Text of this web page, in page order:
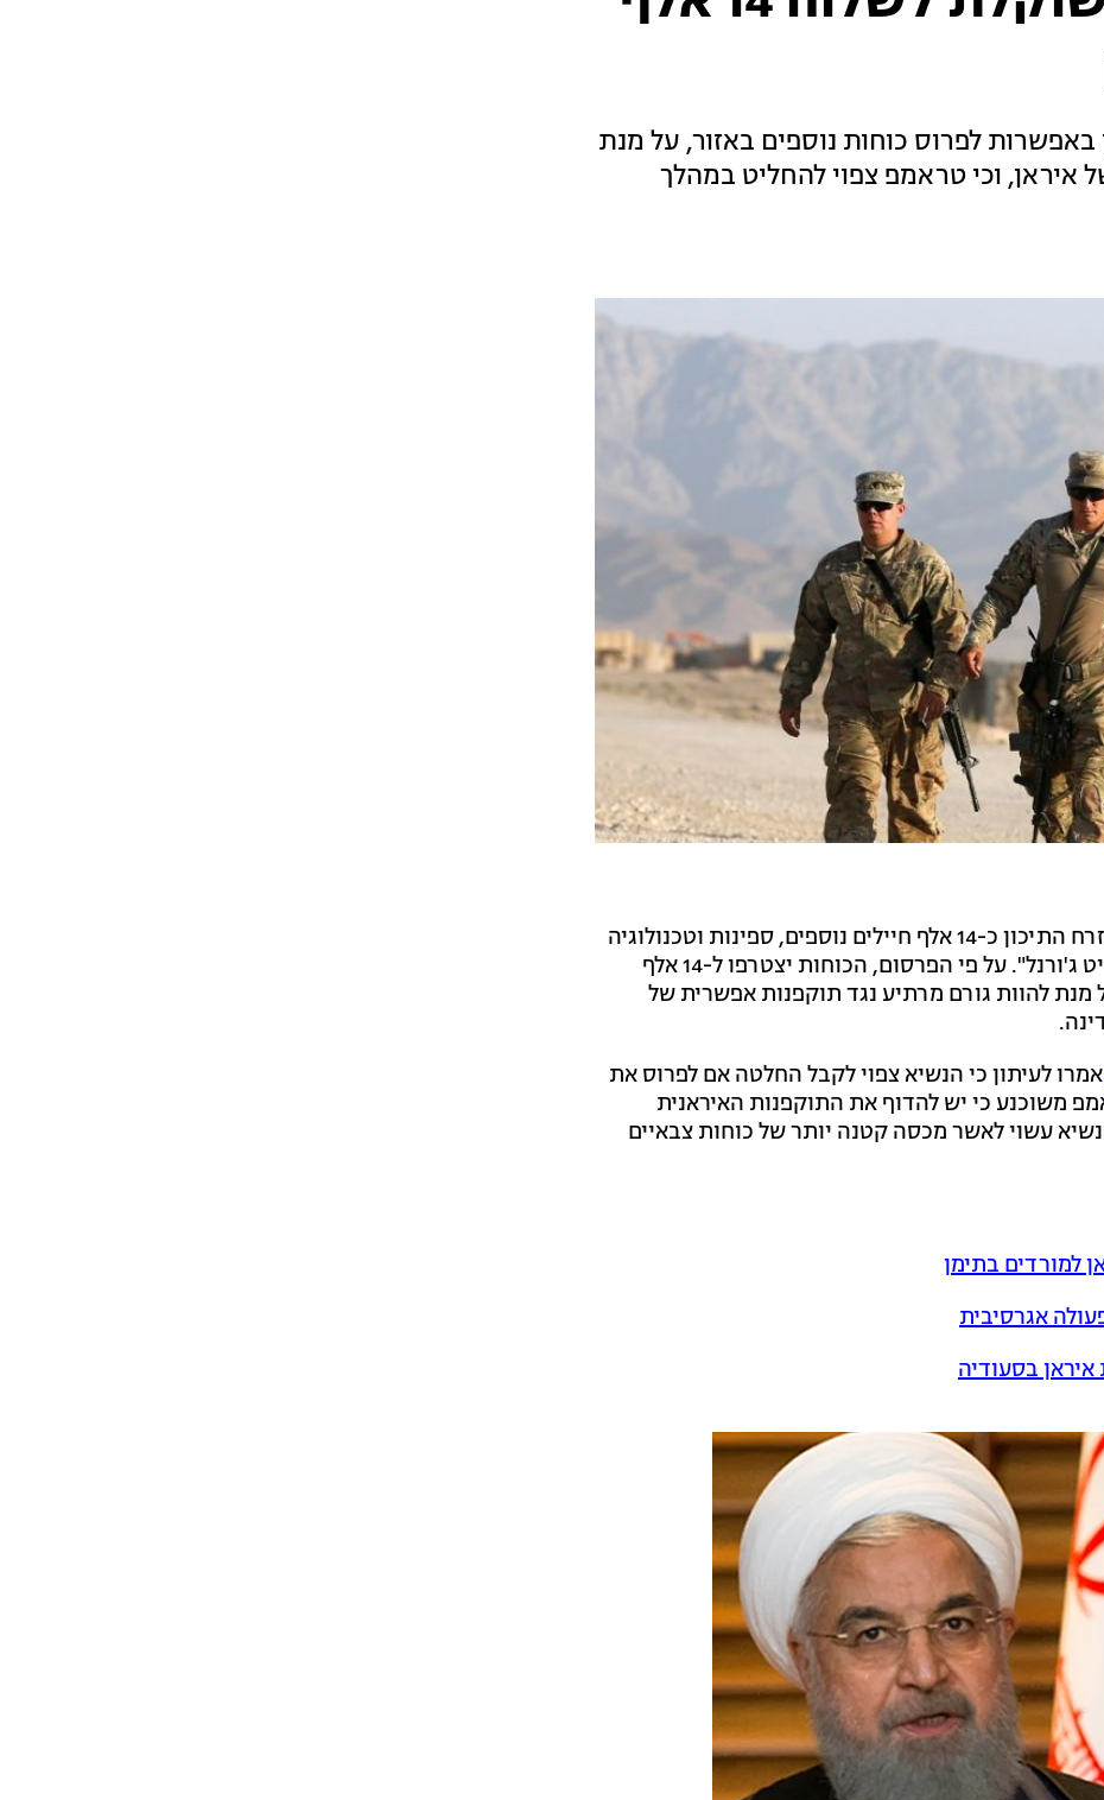
לפרוס כוחות נוספים באזור, על מנת
איראן, וכי טראמפ צפוי להחליט במהלך
שוקלת לפרוס במזרח התיכון כ-14 אלף חיילים נוספים, ספינות וטכנולוגיה
צבאית, כך פורסם הלילה (חמישי) בעיתון "הוול סטריט ג'ורנל". על פי הפרסום, הכוחות יצטרפו ל-14 אלף
מנת להוות גורם מרתיע נגד תוקפנות אפשרית של
לעיתון כי הנשיא צפוי לקבל החלטה אם לפרוס את
משוכנע כי יש להדוף את התוקפנות האיראנית
עשוי לאשר מכסה קטנה יותר של כוחות צבאיים
למורדים בתימן
אגרסיבית
בסעודיה